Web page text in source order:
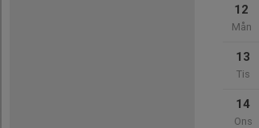
12
Mån
13
Tis
14
Ons